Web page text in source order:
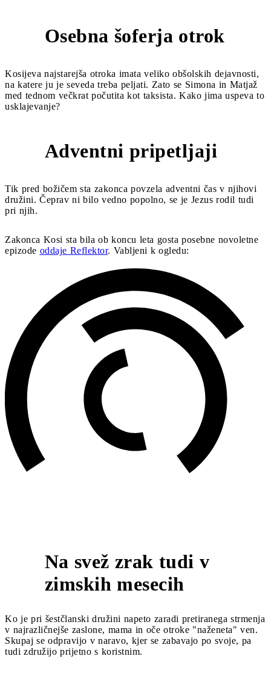
Osebna šoferja otrok
Kosijeva najstarejša otroka imata veliko obšolskih dejavnosti,
na katere ju je seveda treba peljati. Zato se Simona in Matjaž
med tednom večkrat počutita kot taksista. Kako jima uspeva to
usklajevanje?
Adventni pripetljaji
Tik pred božičem sta zakonca povzela adventni čas v njihovi
družini. Čeprav ni bilo vedno popolno, se je Jezus rodil tudi
pri njih.
Zakonca Kosi sta bila ob koncu leta gosta posebne novoletne
epizode oddaje Reflektor. Vabljeni k ogledu:
Na svež zrak tudi v
zimskih mesecih
Ko je pri šestčlanski družini napeto zaradi pretiranega strmenja
v najrazličnejše zaslone, mama in oče otroke "naženeta" ven.
Skupaj se odpravijo v naravo, kjer se zabavajo po svoje, pa
tudi združijo prijetno s koristnim.